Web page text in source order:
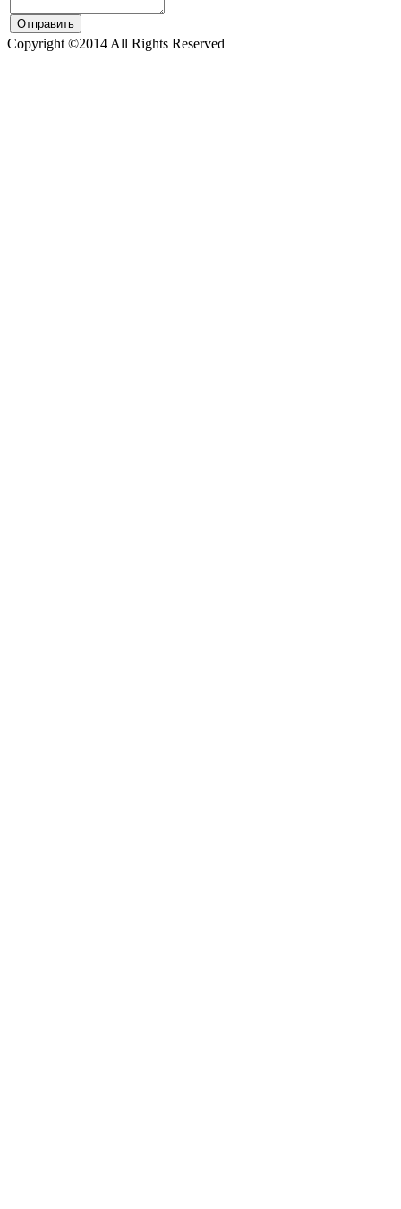
Copyright ©2014 All Rights Reserved